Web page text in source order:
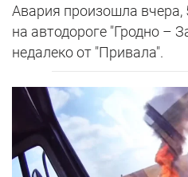
Авария произошла вчера,
на автодороге "Гродно –
недалеко от "Привала".